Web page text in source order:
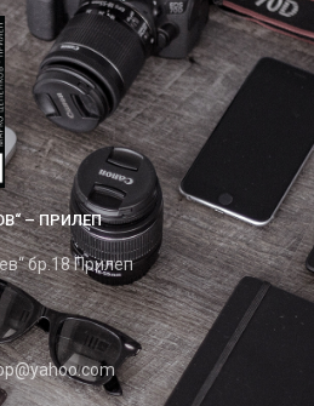
– ПРИЛЕП
бр.18 Прилеп